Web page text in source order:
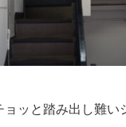
ョッと踏み出し難い